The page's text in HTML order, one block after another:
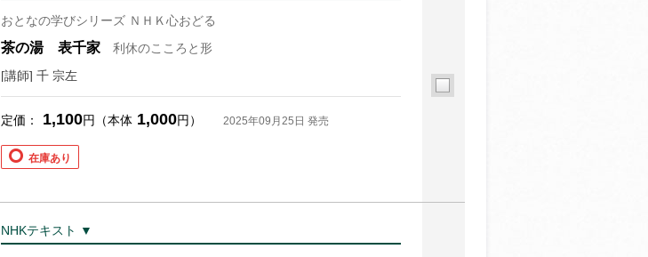
おとなの学びシリーズ ＮＨＫ心おどる
茶の湯 表千家
利休のこころと形
[講師] 千 宗左
定価： 1,100円（本体 1,000円） 2025年09月25日 発売
在庫あり
NHKテキスト ▼